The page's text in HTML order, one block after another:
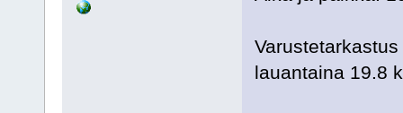
lauantaina 19.8